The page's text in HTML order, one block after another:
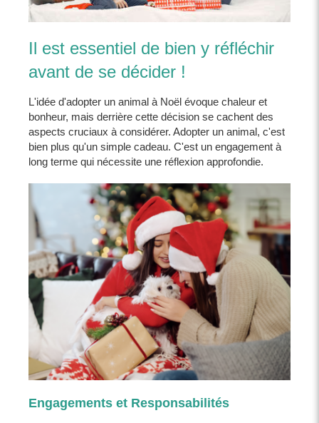
Il est essentiel de bien y réfléchir
avant de se décider !
L'idée d'adopter un animal à Noël évoque chaleur et
bonheur, mais derrière cette décision se cachent des
aspects cruciaux à considérer. Adopter un animal, c'est
bien plus qu'un simple cadeau. C'est un engagement à
long terme qui nécessite une réflexion approfondie.
Engagements et Responsabilités